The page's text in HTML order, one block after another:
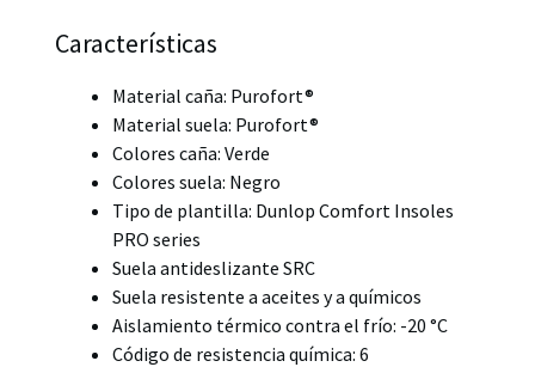
Características
Material caña: Purofort®
Material suela: Purofort®
Colores caña: Verde
Colores suela: Negro
Tipo de plantilla: Dunlop Comfort Insoles
PRO series
Suela antideslizante SRC
Suela resistente a aceites y a químicos
Aislamiento térmico contra el frío: -20 °C
Código de resistencia química: 6